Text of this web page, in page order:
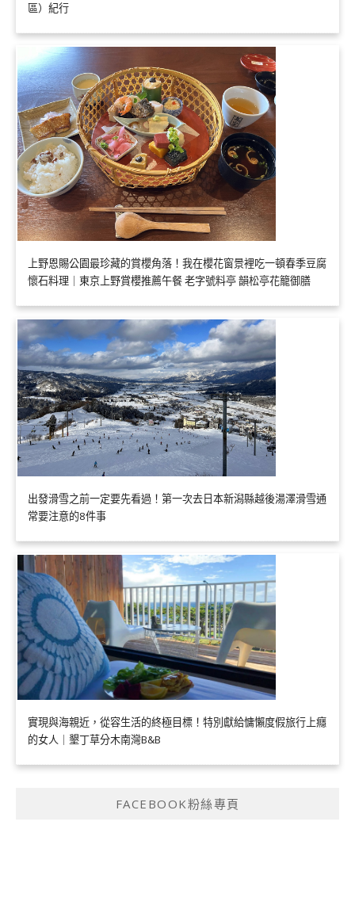
區）紀行
上野恩賜公園最珍藏的賞櫻角落！我在櫻花窗景裡吃一頓春季豆腐
懷石料理｜東京上野賞櫻推薦午餐 老字號料亭 韻松亭花籠御膳
出發滑雪之前一定要先看過！第一次去日本新潟縣越後湯澤滑雪通
常要注意的8件事
實現與海親近，從容生活的終極目標！特別獻給慵懶度假旅行上癮
的女人｜墾丁草分木南灣B&B
FACEBOOK粉絲專頁